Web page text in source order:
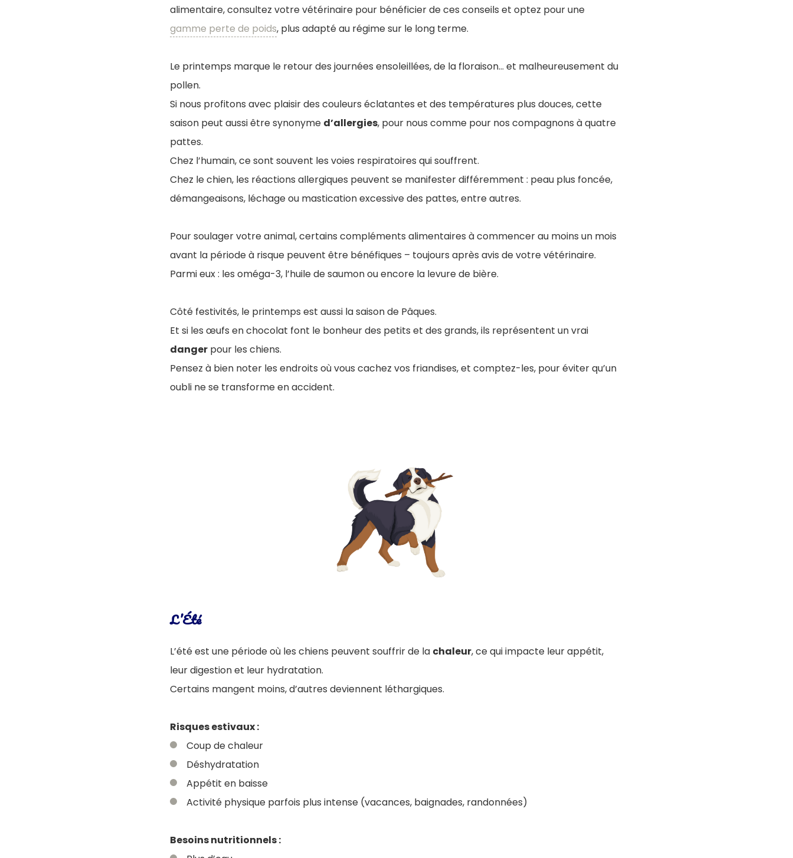
alimentaire, consultez votre vétérinaire pour bénéficier de ces conseils et optez pour une
gamme perte de poids, plus adapté au régime sur le long terme.
Le printemps marque le retour des journées ensoleillées, de la floraison… et malheureusement du
pollen.
Si nous profitons avec plaisir des couleurs éclatantes et des températures plus douces, cette
saison peut aussi être synonyme d’allergies, pour nous comme pour nos compagnons à quatre
pattes.
Chez l’humain, ce sont souvent les voies respiratoires qui souffrent.
Chez le chien, les réactions allergiques peuvent se manifester différemment : peau plus foncée,
démangeaisons, léchage ou mastication excessive des pattes, entre autres.
Pour soulager votre animal, certains compléments alimentaires à commencer au moins un mois
avant la période à risque peuvent être bénéfiques – toujours après avis de votre vétérinaire.
Parmi eux : les oméga-3, l’huile de saumon ou encore la levure de bière.
Côté festivités, le printemps est aussi la saison de Pâques.
Et si les œufs en chocolat font le bonheur des petits et des grands, ils représentent un vrai
danger pour les chiens.
Pensez à bien noter les endroits où vous cachez vos friandises, et comptez-les, pour éviter qu’un
oubli ne se transforme en accident.
L’Été
L’été est une période où les chiens peuvent souffrir de la chaleur, ce qui impacte leur appétit,
leur digestion et leur hydratation.
Certains mangent moins, d’autres deviennent léthargiques.
Risques estivaux :
Coup de chaleur
Déshydratation
Appétit en baisse
Activité physique parfois plus intense (vacances, baignades, randonnées)
Besoins nutritionnels :